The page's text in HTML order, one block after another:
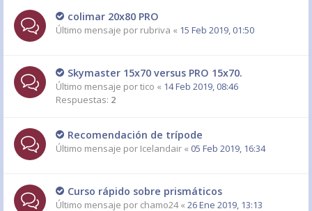
colimar 20x80 PRO
Último mensaje por rubriva « 15 Feb 2019, 01:50
Skymaster 15x70 versus PRO 15x70.
Último mensaje portico « 14 Feb 2019, 08:46
Respuestas: 2
Recomendación de trípode
Último mensaje por Icelandair « 05 Feb 2019, 16:34
Curso rápido sobre prismáticos
Último mensaje por chamo24« 26 Ene 2019, 13:13